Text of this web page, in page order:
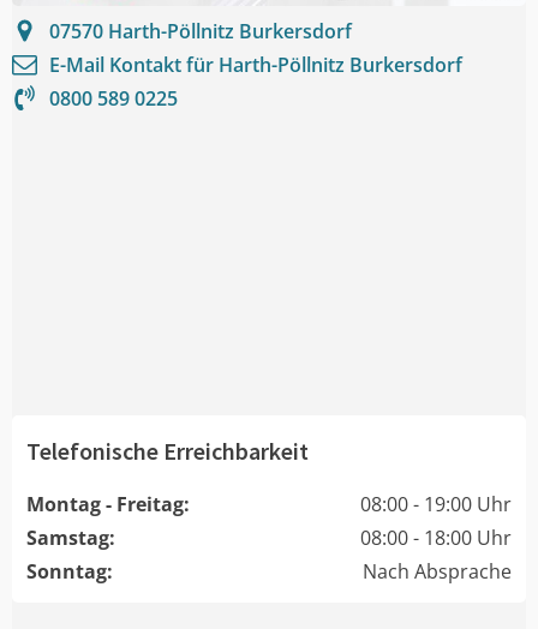
07570 Harth-Pöllnitz Burkersdorf
E-Mail Kontakt für Harth-Pöllnitz Burkersdorf
0800 589 0225
Telefonische Erreichbarkeit
Montag - Freitag:
08:00 - 19:00 Uhr
Samstag:
08:00 - 18:00 Uhr
Sonntag:
Nach Absprache